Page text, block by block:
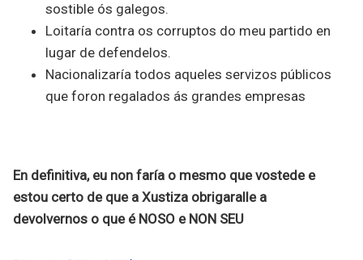
sostible ós galegos.
Loitaría contra os corruptos do meu partido en
lugar de defendelos.
Nacionalizaría todos aqueles servizos públicos
que foron regalados ás grandes empresas
En definitiva, eu non faría o mesmo que vostede e
estou certo de que a Xustiza obrigaralle a
devolvernos o que é NOSO e NON SEU